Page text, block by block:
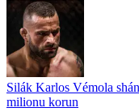
Silák Karlos Vémola
milionu korun